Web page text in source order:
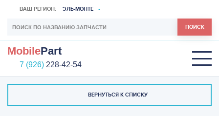
ВАШ РЕГИОН: ЭЛЬ-МОНТЕ
ПОИСК
MobilePart
7 (926) 228-42-54
ВЕРНУТЬСЯ К СПИСКУ